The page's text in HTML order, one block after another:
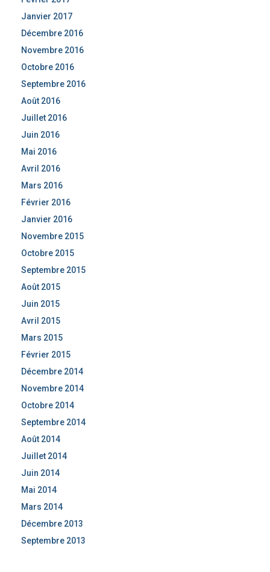
Janvier 2017
Décembre 2016
Novembre 2016
Octobre 2016
Septembre 2016
Août 2016
Juillet 2016
Juin 2016
Mai 2016
Avril 2016
Mars 2016
Février 2016
Janvier 2016
Novembre 2015
Octobre 2015
Septembre 2015
Août 2015
Juin 2015
Avril 2015
Mars 2015
Février 2015
Décembre 2014
Novembre 2014
Octobre 2014
Septembre 2014
Août 2014
Juillet 2014
Juin 2014
Mai 2014
Mars 2014
Décembre 2013
Septembre 2013